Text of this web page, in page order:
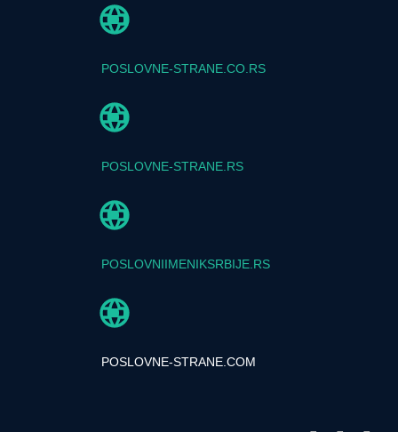
POSLOVNE-STRANE.CO.RS
POSLOVNE-STRANE.RS
POSLOVNIIMENIKSRBIJE.RS
POSLOVNE-STRANE.COM